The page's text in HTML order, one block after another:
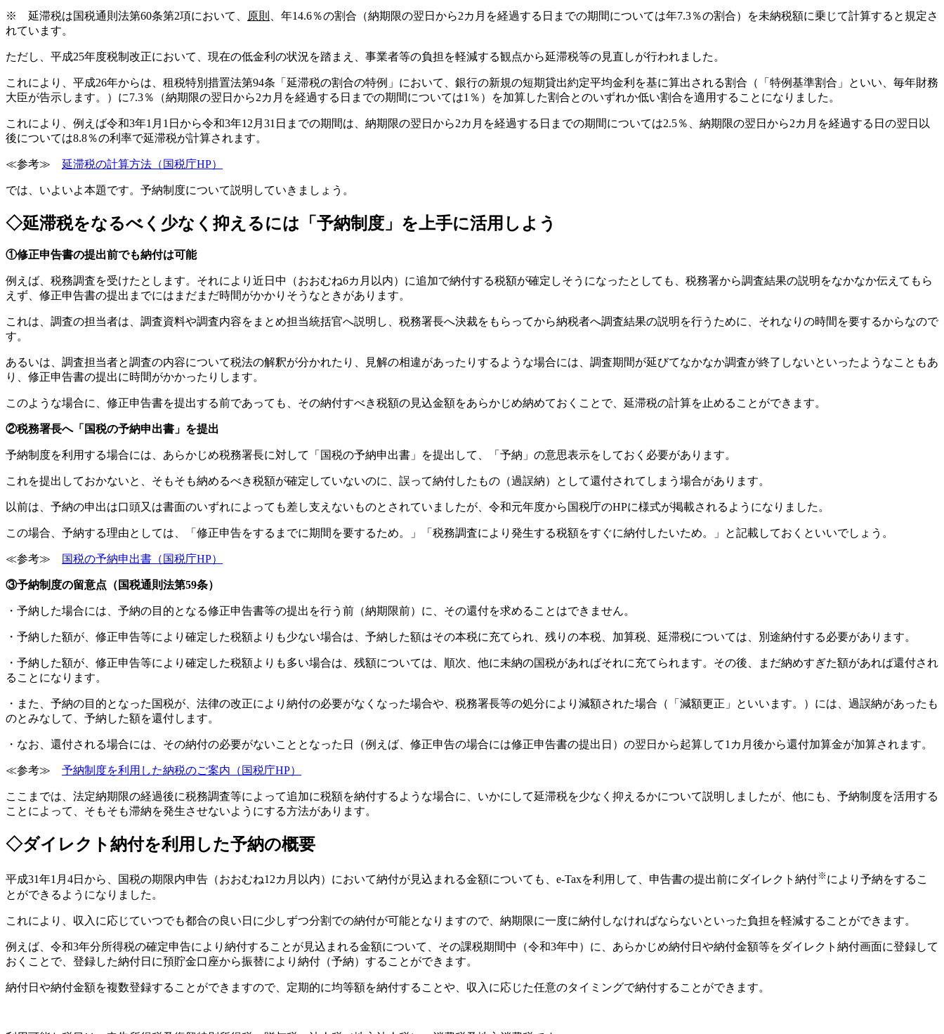
※ 延滞税は国税通則法第60条第2項において、 原則
、年14.6％の割合（納期限の翌日から2カ月を経過する日までの期間については年7.3％の割合）を未納税額に乗じて計算すると規定さ
れています。
ただし、平成25年度税制改正において、現在の低金利の状況を踏まえ、事業者等の負担を軽減する観点から延滞税等の見直しが行われました。
これにより、平成26年からは、租税特別措置法第94条「延滞税の割合の特例」において、銀行の新規の短期貸出約定平均金利を基に算出される割合（「特例基準割合」といい、毎年財務
大臣が告示します。）に7.3％（納期限の翌日から2カ月を経過する日までの期間については1％）を加算した割合とのいずれか低い割合を適用することになりました。
これにより、例えば令和3年1月1日から令和3年12月31日までの期間は、納期限の翌日から2カ月を経過する日までの期間については2.5％、納期限の翌日から2カ月を経過する日の翌日以
後については8.8％の利率で延滞税が計算されます。
≪参考≫ 延滞税の計算方法（国税庁HP）
では、いよいよ本題です。予納制度について説明していきましょう。
◇延滞税をなるべく少なく抑えるには「予納制度」を上手に活用しよう
①修正申告書の提出前でも納付は可能
例えば、税務調査を受けたとします。それにより近日中（おおむね6カ月以内）に追加で納付する税額が確定しそうになったとしても、税務署から調査結果の説明をなかなか伝えてもら
えず、修正申告書の提出までにはまだまだ時間がかかりそうなときがあります。
これは、調査の担当者は、調査資料や調査内容をまとめ担当統括官へ説明し、税務署長へ決裁をもらってから納税者へ調査結果の説明を行うために、それなりの時間を要するからなので
す。
あるいは、調査担当者と調査の内容について税法の解釈が分かれたり、見解の相違があったりするような場合には、調査期間が延びてなかなか調査が終了しないといったようなこともあ
り、修正申告書の提出に時間がかかったりします。
このような場合に、修正申告書を提出する前であっても、その納付すべき税額の見込金額をあらかじめ納めておくことで、延滞税の計算を止めることができます。
②税務署長へ「国税の予納申出書」を提出
予納制度を利用する場合には、あらかじめ税務署長に対して「国税の予納申出書」を提出して、「予納」の意思表示をしておく必要があります。
これを提出しておかないと、そもそも納めるべき税額が確定していないのに、誤って納付したもの（過誤納）として還付されてしまう場合があります。
以前は、予納の申出は口頭又は書面のいずれによっても差し支えないものとされていましたが、令和元年度から国税庁のHPに様式が掲載されるようになりました。
この場合、予納する理由としては、「修正申告をするまでに期間を要するため。」「税務調査により発生する税額をすぐに納付したいため。」と記載しておくといいでしょう。
≪参考≫ 国税の予納申出書（国税庁HP）
③予納制度の留意点（国税通則法第59条）
・予納した場合には、予納の目的となる修正申告書等の提出を行う前（納期限前）に、その還付を求めることはできません。
・予納した額が、修正申告等により確定した税額よりも少ない場合は、予納した額はその本税に充てられ、残りの本税、加算税、延滞税については、別途納付する必要があります。
・予納した額が、修正申告等により確定した税額よりも多い場合は、残額については、順次、他に未納の国税があればそれに充てられます。その後、まだ納めすぎた額があれば還付され
ることになります。
・また、予納の目的となった国税が、法律の改正により納付の必要がなくなった場合や、税務署長等の処分により減額された場合（「減額更正」といいます。）には、過誤納があったも
のとみなして、予納した額を還付します。
・なお、還付される場合には、その納付の必要がないこととなった日（例えば、修正申告の場合には修正申告書の提出日）の翌日から起算して1カ月後から還付加算金が加算されます。
≪参考≫ 予納制度を利用した納税のご案内（国税庁HP）
ここまでは、法定納期限の経過後に税務調査等によって追加に税額を納付するような場合に、いかにして延滞税を少なく抑えるかについて説明しましたが、他にも、予納制度を活用する
ことによって、そもそも滞納を発生させないようにする方法があります。
◇ダイレクト納付を利用した予納の概要
平成31年1月4日から、国税の期限内申告（おおむね12カ月以内）において納付が見込まれる金額についても、e-Taxを利用して、申告書の提出前にダイレクト納付※ により予納をするこ
とができるようになりました。
これにより、収入に応じていつでも都合の良い日に少しずつ分割での納付が可能となりますので、納期限に一度に納付しなければならないといった負担を軽減することができます。
例えば、令和3年分所得税の確定申告により納付することが見込まれる金額について、その課税期間中（令和3年中）に、あらかじめ納付日や納付金額等をダイレクト納付画面に登録して
おくことで、登録した納付日に預貯金口座から振替により納付（予納）することができます。
納付日や納付金額を複数登録することができますので、定期的に均等額を納付することや、収入に応じた任意のタイミングで納付することができます。